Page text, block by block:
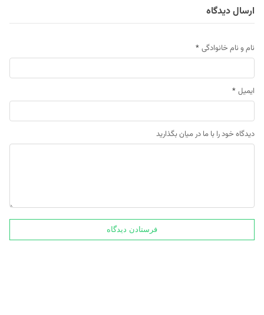
ارسال دیدگاه
نام و نام خانوادگی *
ایمیل *
دیدگاه خود را با ما در میان بگذارید